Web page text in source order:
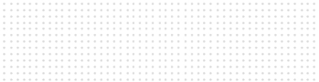
Erbjuder ni någon form av
evenemangsplanering?